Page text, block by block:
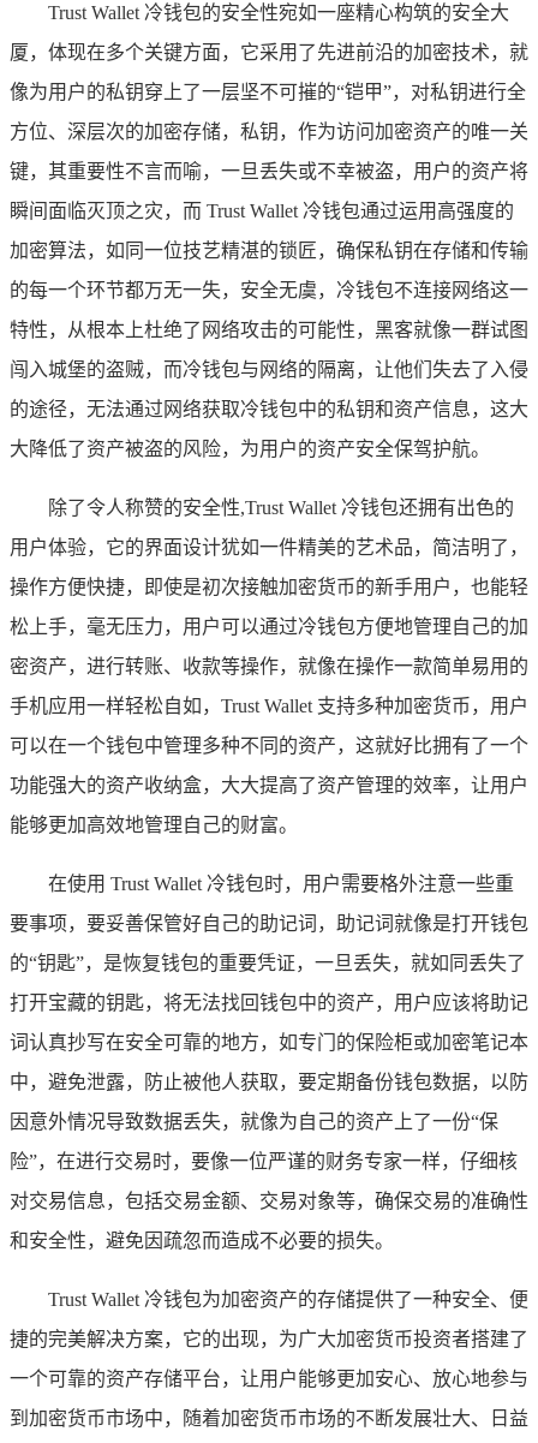
Trust Wallet 冷钱包的安全性宛如一座精心构筑的安全大
厦，体现在多个关键方面，它采用了先进前沿的加密技术，就
像为用户的私钥穿上了一层坚不可摧的“铠甲”，对私钥进行全
方位、深层次的加密存储，私钥，作为访问加密资产的唯一关
键，其重要性不言而喻，一旦丢失或不幸被盗，用户的资产将
瞬间面临灭顶之灾，而 Trust Wallet 冷钱包通过运用高强度的
加密算法，如同一位技艺精湛的锁匠，确保私钥在存储和传输
的每一个环节都万无一失，安全无虞，冷钱包不连接网络这一
特性，从根本上杜绝了网络攻击的可能性，黑客就像一群试图
闯入城堡的盗贼，而冷钱包与网络的隔离，让他们失去了入侵
的途径，无法通过网络获取冷钱包中的私钥和资产信息，这大
大降低了资产被盗的风险，为用户的资产安全保驾护航。
除了令人称赞的安全性,Trust Wallet 冷钱包还拥有出色的
用户体验，它的界面设计犹如一件精美的艺术品，简洁明了，
操作方便快捷，即使是初次接触加密货币的新手用户，也能轻
松上手，毫无压力，用户可以通过冷钱包方便地管理自己的加
密资产，进行转账、收款等操作，就像在操作一款简单易用的
手机应用一样轻松自如，Trust Wallet 支持多种加密货币，用户
可以在一个钱包中管理多种不同的资产，这就好比拥有了一个
功能强大的资产收纳盒，大大提高了资产管理的效率，让用户
能够更加高效地管理自己的财富。
在使用 Trust Wallet 冷钱包时，用户需要格外注意一些重
要事项，要妥善保管好自己的助记词，助记词就像是打开钱包
的“钥匙”，是恢复钱包的重要凭证，一旦丢失，就如同丢失了
打开宝藏的钥匙，将无法找回钱包中的资产，用户应该将助记
词认真抄写在安全可靠的地方，如专门的保险柜或加密笔记本
中，避免泄露，防止被他人获取，要定期备份钱包数据，以防
因意外情况导致数据丢失，就像为自己的资产上了一份“保
险”，在进行交易时，要像一位严谨的财务专家一样，仔细核
对交易信息，包括交易金额、交易对象等，确保交易的准确性
和安全性，避免因疏忽而造成不必要的损失。
Trust Wallet 冷钱包为加密资产的存储提供了一种安全、便
捷的完美解决方案，它的出现，为广大加密货币投资者搭建了
一个可靠的资产存储平台，让用户能够更加安心、放心地参与
到加密货币市场中，随着加密货币市场的不断发展壮大、日益